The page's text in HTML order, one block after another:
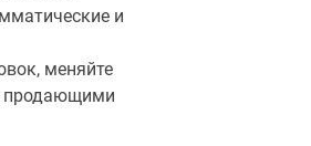
и
меняйте
продающими